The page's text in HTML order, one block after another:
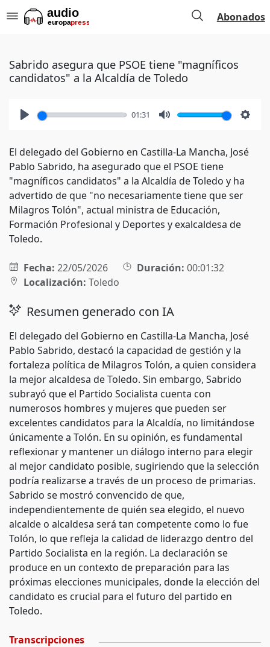
Abonados
Sabrido asegura que PSOE tiene "magníficos
candidatos" a la Alcaldía de Toledo
01:31
El delegado del Gobierno en Castilla-La Mancha, José
Pablo Sabrido, ha asegurado que el PSOE tiene
"magníficos candidatos" a la Alcaldía de Toledo y ha
advertido de que "no necesariamente tiene que ser
Milagros Tolón", actual ministra de Educación,
Formación Profesional y Deportes y exalcaldesa de
Toledo.
Fecha: 22/05/2026 Duración: 00:01:32
Localización: Toledo
Resumen generado con IA
El delegado del Gobierno en Castilla-La Mancha, José
Pablo Sabrido, destacó la capacidad de gestión y la
fortaleza política de Milagros Tolón, a quien considera
la mejor alcaldesa de Toledo. Sin embargo, Sabrido
subrayó que el Partido Socialista cuenta con
numerosos hombres y mujeres que pueden ser
excelentes candidatos para la Alcaldía, no limitándose
únicamente a Tolón. En su opinión, es fundamental
reflexionar y mantener un diálogo interno para elegir
al mejor candidato posible, sugiriendo que la selección
podría realizarse a través de un proceso de primarias.
Sabrido se mostró convencido de que,
independientemente de quién sea elegido, el nuevo
alcalde o alcaldesa será tan competente como lo fue
Tolón, lo que refleja la calidad de liderazgo dentro del
Partido Socialista en la región. La declaración se
produce en un contexto de preparación para las
próximas elecciones municipales, donde la elección del
candidato es crucial para el futuro del partido en
Toledo.
Transcripciones